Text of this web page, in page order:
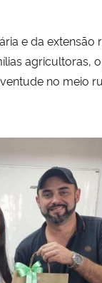
e da
agricultoras,
no meio